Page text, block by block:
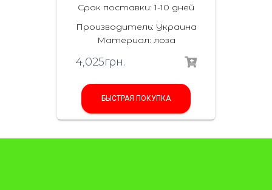
Срок поставки: 1-10 дней
Производитель: Украина
Материал: лоза
4,025грн.
БЫСТРАЯ ПОКУПКА